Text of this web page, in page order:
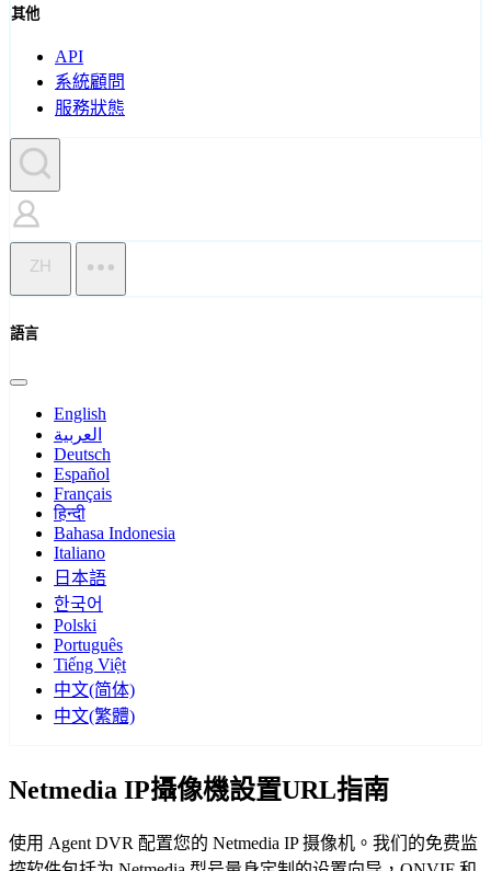
其他
API
系統顧問
服務狀態
ZH
語言
English
العربية
Deutsch
Español
Français
हिन्दी
Bahasa Indonesia
Italiano
日本語
한국어
Polski
Português
Tiếng Việt
中文(简体)
中文(繁體)
Netmedia IP攝像機設置URL指南
使用 Agent DVR 配置您的 Netmedia IP 摄像机。我们的免费监